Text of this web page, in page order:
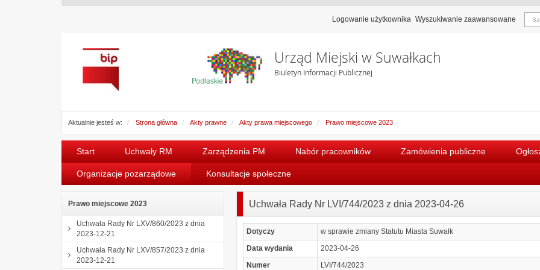
Logowanie użytkownika Wyszukiwanie zaawansowane
Urząd Miejski w Suwałkach
Biuletyn Informacji Publicznej
Aktualnie jesteś w: Strona główna Akty prawne Akty prawa miejscowego Prawo miejscowe 2023
Start Uchwały RM Zarządzenia PM Nabór pracowników Zamówienia publiczne
Organizacje pozarządowe Konsultacje społeczne
Prawo miejscowe 2023
Uchwała Rady Nr LXV/860/2023 z dnia
2023-12-21
Uchwała Rady Nr LXV/857/2023 z dnia
2023-12-21
Uchwała Rady Nr LVI/744/2023 z dnia 2023-04-26
Dotyczy
w sprawie zmiany Statutu Miasta Suwałk
Data wydania
2023-04-26
Numer
LVI/744/2023